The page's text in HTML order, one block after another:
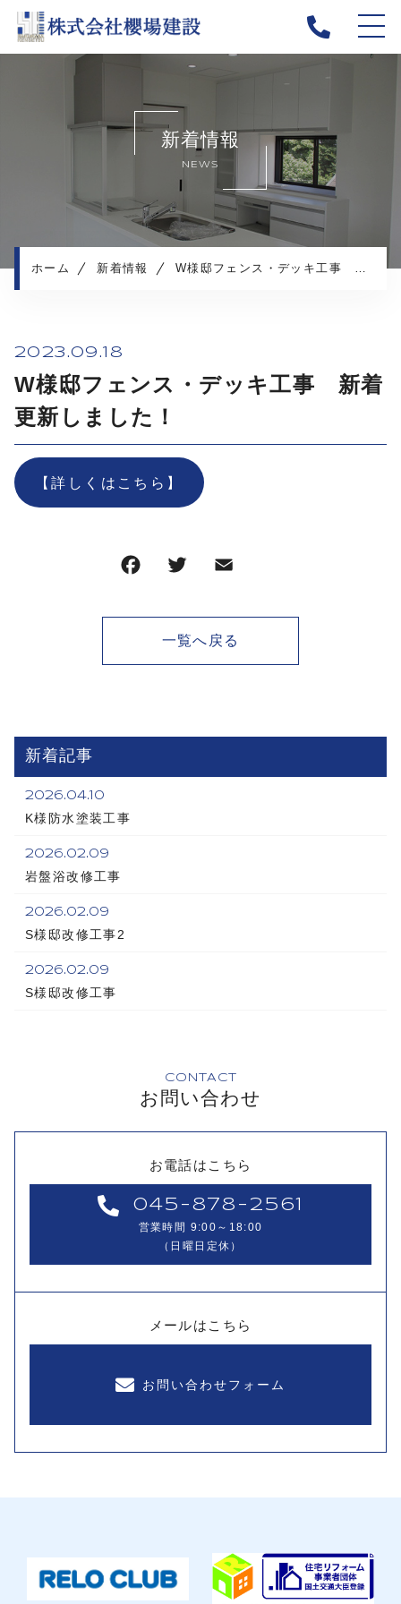
当社について
新着情報
施工メニュー
施工実績
施工の流れ
新着情報
NEWS
ホーム 新着情報 W様邸フェンス・デッキ工事 新着更新しました！
2023.09.18
W様邸フェンス・デッキ工事 新着
更新しました！
【詳しくはこちら】
一覧へ戻る
新着記事
2026.04.10
K様防水塗装工事
2026.02.09
岩盤浴改修工事
2026.02.09
S様邸改修工事2
2026.02.09
S様邸改修工事
CONTACT
お問い合わせ
お電話はこちら
045-878-2561
営業時間 9:00～18:00
（日曜日定休）
メールはこちら
お問い合わせフォーム